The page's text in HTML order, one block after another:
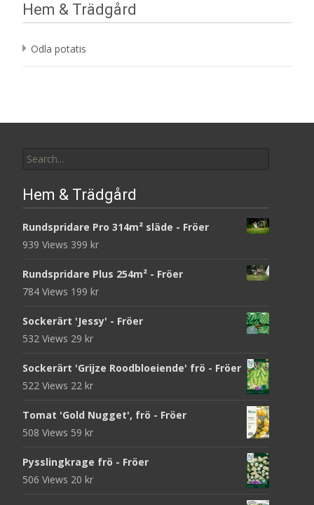
Hem & Trädgård
Odla potatis
for:
Hem & Trädgård
Rundspridare Pro 314m² släde - Fröer
939 Views 399 kr
Rundspridare Plus 254m² - Fröer
784 Views 199 kr
Sockerärt 'Jessy' - Fröer
532 Views 29 kr
Sockerärt 'Grijze Roodbloeiende' frö - Fröer
522 Views 22 kr
Tomat 'Gold Nugget', frö - Fröer
508 Views 59 kr
Pysslingkrage frö - Fröer
506 Views 20 kr